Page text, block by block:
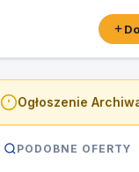
Ogłoszenie
PODOBNE OFERTY